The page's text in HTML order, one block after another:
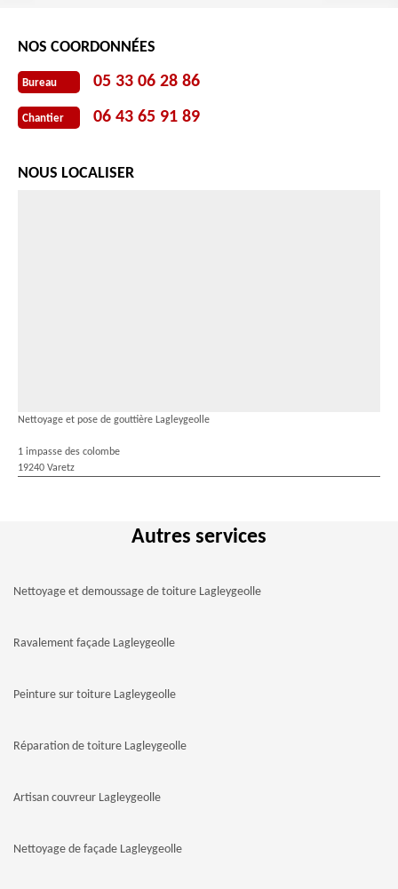
NOS COORDONNÉES
Bureau 05 33 06 28 86
Chantier 06 43 65 91 89
NOUS LOCALISER
Nettoyage et pose de gouttière Lagleygeolle
1 impasse des colombe
19240 Varetz
Autres services
Nettoyage et demoussage de toiture Lagleygeolle
Ravalement façade Lagleygeolle
Peinture sur toiture Lagleygeolle
Réparation de toiture Lagleygeolle
Artisan couvreur Lagleygeolle
Nettoyage de façade Lagleygeolle